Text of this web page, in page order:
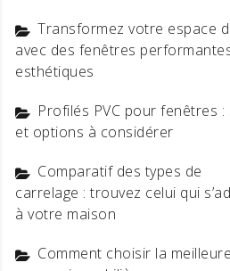
Transformez votre espace
avec des fenêtres
esthétiques
Profilés PVC pour fenêtres :
et options à considérer
Comparatif des types de
carrelage : trouvez celui qui
à votre maison
Comment choisir la meilleure